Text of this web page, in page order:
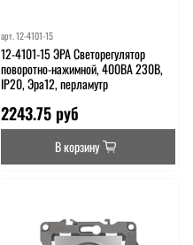
арт. 12-4101-15
12-4101-15 ЭРА Светорегулятор
поворотно-нажимной, 400ВА 230В,
IP20, Эра12, перламутр
2243.75 руб
В корзину